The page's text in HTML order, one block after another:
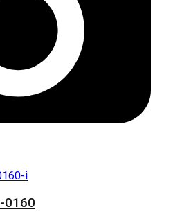
0160